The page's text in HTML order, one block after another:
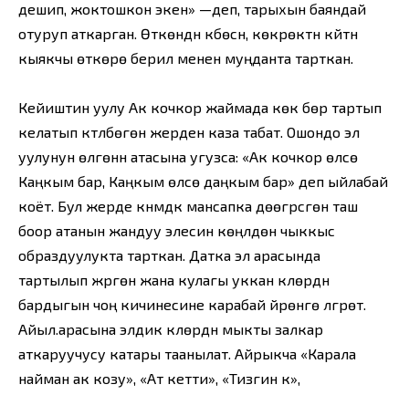
дешип, жоктошкон экен» —деп, тарыхын баяндай
отуруп аткарган. Өткөндүн күбөсүн, көкүрөктүн күйүтүн
кыякчы өткөрө берилүү менен муңданта тарткан.
Кейиштин уулу Ак кочкор жаймада көк бөрү тартып
келатып күтүлбөгөн жерден каза табат. Ошондо эл
уулунун өлгөнүн атасына угузса: «Ак кочкор өлсө
Каңкым бар, Каңкым өлсө даңкым бар» деп ыйлабай
коёт. Бул жерде күнүмдүк мансапка дөөгүрсүгөн таш
боор атанын жандуу элесин көңүлдөн чыккыс
образдуулукта тарткан. Датка эл арасында
тартылып жүргөн жана кулагы уккан күүлөрдүн
бардыгын чоң кичинесине карабай үйрөнүүгө үлгүрөт.
Айыл.арасына элдик күүлөрдүн мыкты залкар
аткаруучусу катары таанылат. Айрыкча «Карала
найман ак козу», «Ат кетти», «Тизгин күү»,